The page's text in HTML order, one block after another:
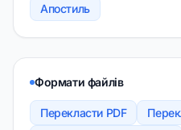
Апостиль
Формати файлів
Перекласти PDF